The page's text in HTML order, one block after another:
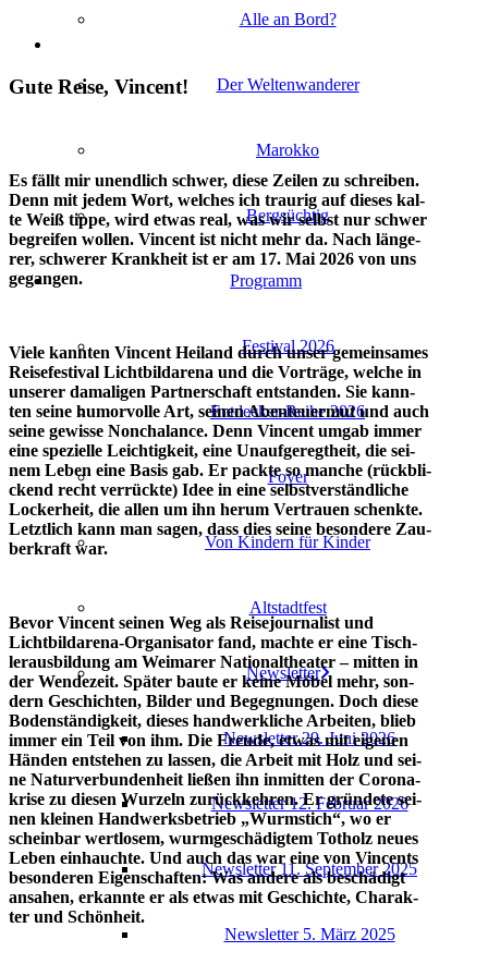
Alle an Bord?
Der Wel­ten­wan­de­rer
Marok­ko
Berg­süch­tig
Pro­gramm
Fes­ti­val 2026
Entdecker-Reihe 2026
Foy­er
Von Kin­dern für Kinder
Alt­stadt­fest
News­let­ter
News­let­ter 29. Juni 2026
News­let­ter 12. Febru­ar 2026
News­let­ter 11. Sep­tem­ber 2025
News­let­ter 5. März 2025
Gute Rei­se, Vincent!
Es fällt mir unend­lich schwer, die­se Zei­len zu schrei­ben.
Denn mit jedem Wort, wel­ches ich trau­rig auf die­ses kal­
te Weiß tip­pe, wird etwas real, was wir selbst nur schwer
begrei­fen wol­len. Vin­cent ist nicht mehr da. Nach län­ge­
rer, schwe­rer Krank­heit ist er am 17. Mai 2026 von uns
gegangen.
Vie­le kann­ten Vin­cent Hei­land durch unser gemein­sa­mes
Rei­se­fes­ti­val Licht­bilda­re­na und die Vor­trä­ge, wel­che in
unse­rer dama­li­gen Part­ner­schaft ent­stan­den. Sie kann­
ten sei­ne humor­vol­le Art, sei­nen Aben­teu­er­mut und auch
sei­ne gewis­se Non­cha­lance. Denn Vin­cent umgab immer
eine spe­zi­el­le Leich­tig­keit, eine Unauf­ge­regt­heit, die sei­
nem Leben eine Basis gab. Er pack­te so man­che (rück­bli­
ckend recht ver­rück­te) Idee in eine selbst­ver­ständ­li­che
Locker­heit, die allen um ihn her­um Ver­trau­en schenk­te.
Letzt­lich kann man sagen, dass dies sei­ne beson­de­re Zau­
ber­kraft war.
Bevor Vin­cent sei­nen Weg als Rei­se­jour­na­list und
Lichtbildarena-Organisator fand, mach­te er eine Tisch­
ler­aus­bil­dung am Wei­ma­rer Natio­nal­thea­ter – mit­ten in
der Wen­de­zeit. Spä­ter bau­te er kei­ne Möbel mehr, son­
dern Geschich­ten, Bil­der und Begeg­nun­gen. Doch die­se
Boden­stän­dig­keit, die­ses hand­werk­li­che Arbei­ten, blieb
immer ein Teil von ihm. Die Freu­de, etwas mit eige­nen
Hän­den ent­ste­hen zu las­sen, die Arbeit mit Holz und sei­
ne Natur­ver­bun­den­heit lie­ßen ihn inmit­ten der Coro­na­
kri­se zu die­sen Wur­zeln zurück­keh­ren. Er grün­de­te sei­
nen klei­nen Hand­werks­be­trieb „Wurm­stich“, wo er
schein­bar wert­lo­sem, wurm­ge­schä­dig­tem Tot­holz neu­es
Leben ein­hauch­te. Und auch das war eine von Vin­cents
beson­de­ren Eigen­schaf­ten: Was ande­re als beschä­digt
ansa­hen, erkann­te er als etwas mit Geschich­te, Cha­rak­
ter und Schönheit.